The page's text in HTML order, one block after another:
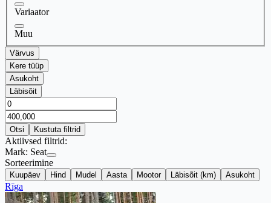
Variaator
Muu
Värvus
Kere tüüp
Asukoht
Läbisõit
Otsi Kustuta filtrid
Aktiivsed filtrid:
Mark: Seat
Sorteerimine
Kuupäev Hind Mudel Aasta Mootor Läbisõit (km) Asukoht
Rīga